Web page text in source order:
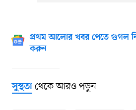
প্রথম আলোর খবর পেতে গুগল
করুন
সুস্থতাথেকে আরও পড়ুন